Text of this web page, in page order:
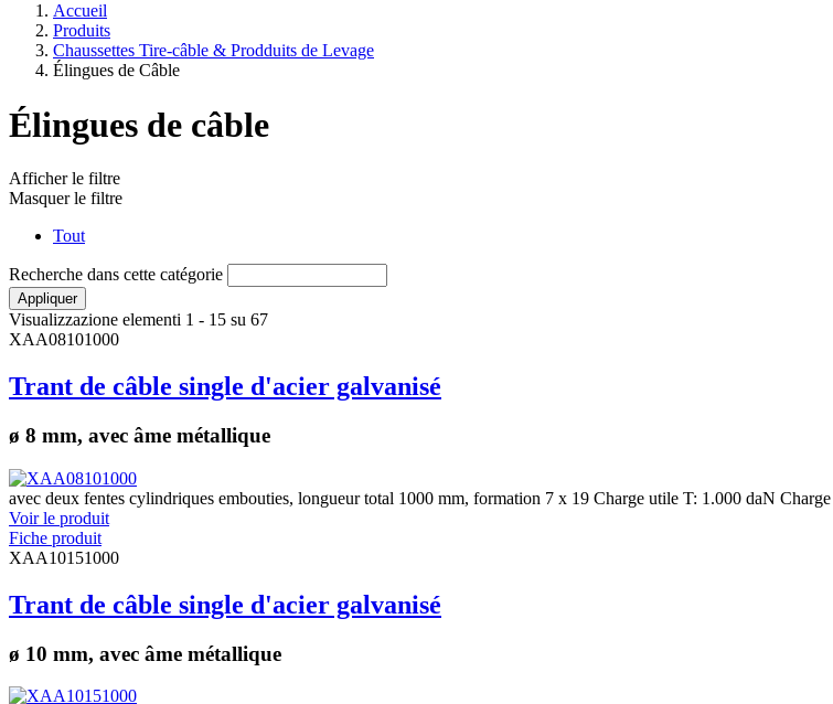
Accueil
Produits
Chaussettes Tire-câble & Prodduits de Levage
Élingues de Câble
Élingues de câble
Afficher le filtre
Masquer le filtre
Tout
Recherche dans cette catégorie
Visualizzazione elementi 1 - 15 su 67
XAA08101000
Trant de câble single d'acier galvanisé
ø 8 mm, avec âme métallique
avec deux fentes cylindriques embouties, longueur total 1000 mm, formation 7 x 19 Charge utile T: 1.000 daN
Voir le produit
Fiche produit
XAA10151000
Trant de câble single d'acier galvanisé
ø 10 mm, avec âme métallique